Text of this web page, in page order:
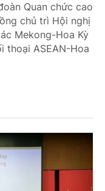
Quan chức cao
chủ trì Hội nghị
Mekong-Hoa Kỳ
thoại ASEAN-Hoa